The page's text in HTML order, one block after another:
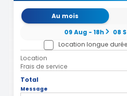
Au mois
09 Aug - 18h
08
Location longue
Location
Frais de service
Total
Message